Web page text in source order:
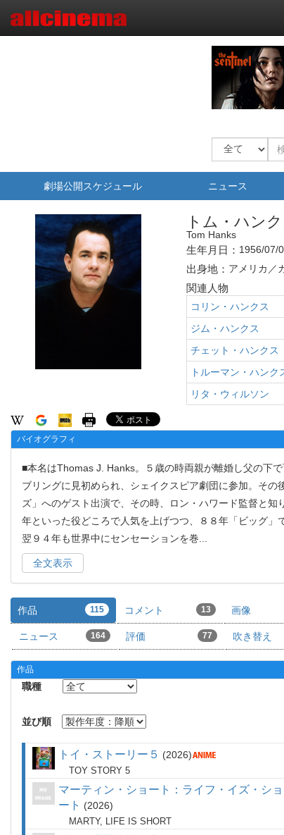
劇場公開スケジュール ニュース
トム・ハン
Tom Hanks
生年月日： 1956/07/
出身地： アメリカ／
関連人物
コリン・ハンクス
ジム・ハンクス
チェット・ハンクス
トルーマン・ハンク
リタ・ウィルソン
バイオグラフィ
■本名はThomas J. Hanks。５歳の時両親が離婚し父の下
ブリングに見初められ、シェイクスピア劇団に参加。そ
ズ」へのゲスト出演で、その時、ロン・ハワード監督と
年といった役どころで人気を上げつつ、８８年「ビッグ
翌９４年も世界中にセンセーションを巻
全文表示
作品 115 コメント 13 画像
ニュース 164 評価 77 吹き替え
作品
職種
並び順
トイ・ストーリー５ 2026
TOY STORY 5
マーティン・ショート：ライフ・イズ・ショ
ート
2026
MARTY, LIFE IS SHORT